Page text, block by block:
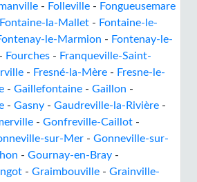
- Folleville - Fongueusemare
Fontaine-la-Mallet - Fontaine-le-
le-Marmion - Fontenay-le-
- Fourches - Franqueville-Saint-
- Fresné-la-Mère - Fresne-le-
- Gaillefontaine - Gaillon -
- Gasny - Gaudreville-la-Rivière -
- Gonfreville-Caillot -
sur-Mer - Gonneville-sur-
- Gournay-en-Bray -
- Graimbouville - Grainville-